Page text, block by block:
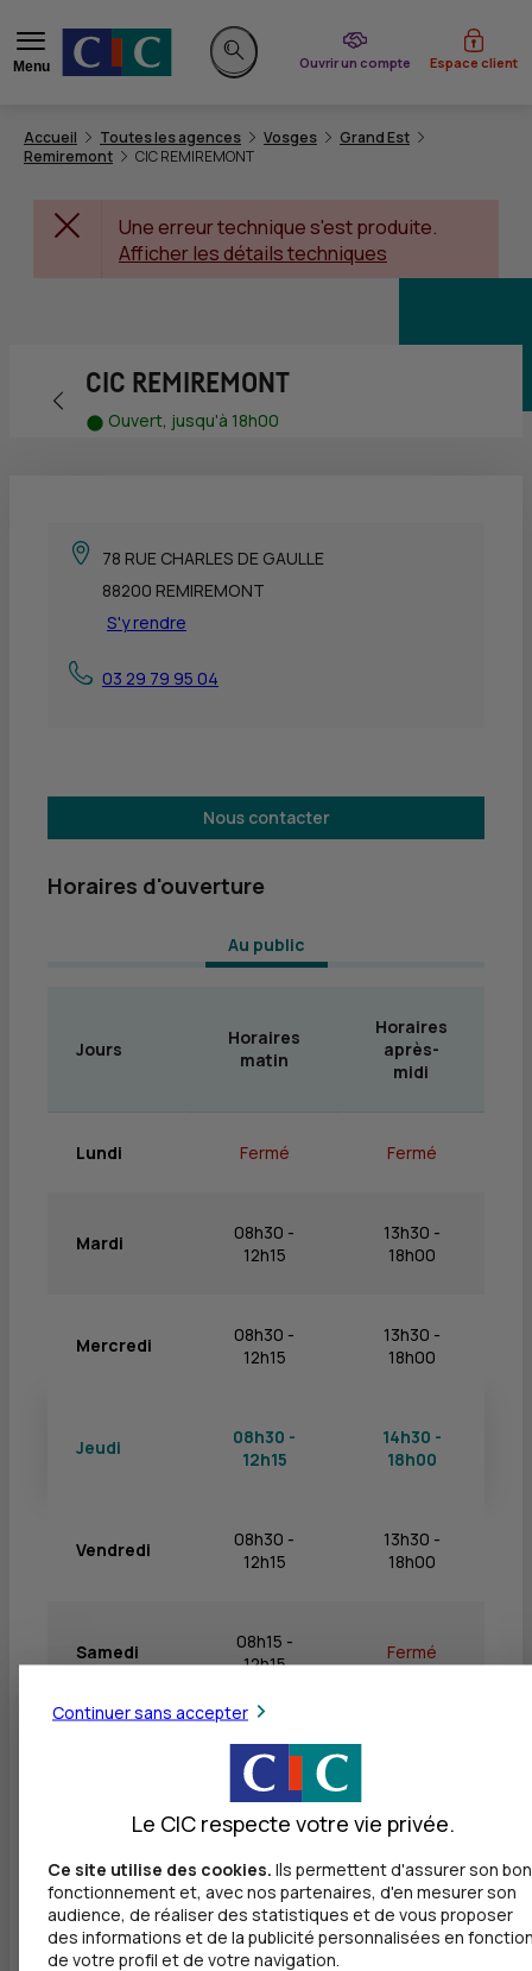
Menu
Rechercher sur le site
Ouvrir un compte
du CIC Espace client
Accueil Toutes les agences Vosges
Grand Est
Remiremont
CIC REMIREMONT
Une erreur technique s'est produite.
Afficher les détails techniques
Retour vers la page précédente
CIC REMIREMONT
Ouvert, jusqu'à 18h00
78 RUE CHARLES DE GAULLE
88200 REMIREMONT
S'y rendre
03 29 79 95 04
Nous contacter
Horaires d'ouverture
Au public
Jours
Horaires
matin
Horaires
après-
midi
Lundi Fermé Fermé
Mardi
08h30 -
12h15
13h30 -
18h00
Mercredi
08h30 -
12h15
13h30 -
18h00
Jeudi
08h30 -
12h15
14h30 -
18h00
Vendredi
08h30 -
12h15
13h30 -
18h00
Samedi
08h15 -
12h15
Fermé
Fermé
Autres agences les plus proches
CIC EPINAL
à 21 km
Continuer sans accepter
Le CIC respecte votre vie privée.
Ce site utilise des cookies. Ils permettent d'assurer son bon
fonctionnement et, avec nos partenaires, d'en mesurer son
audience, de réaliser des statistiques et de vous proposer
des informations et de la publicité personnalisées en
de votre profil et de votre navigation.